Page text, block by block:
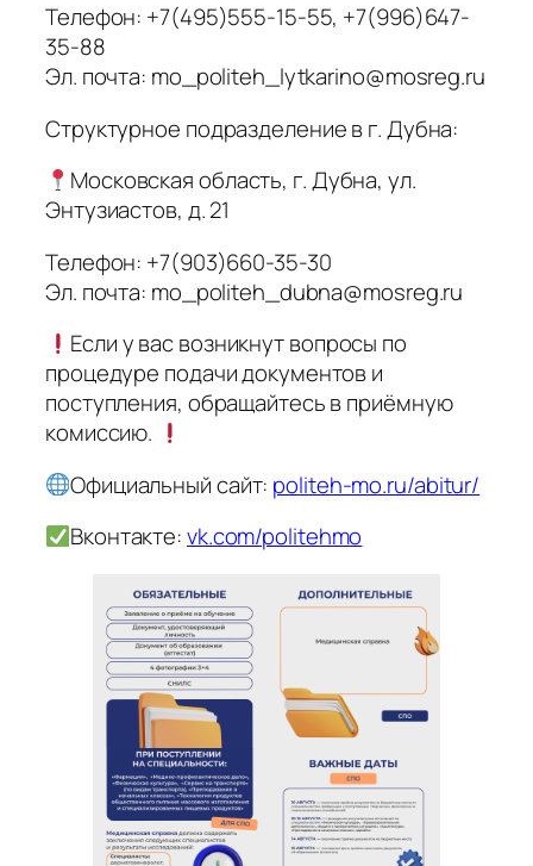
Телефон: +7(495)555-15-55, +7(996)647-
35-88
Эл. почта: mo_politeh_lytkarino@mosreg.ru
Структурное подразделение в г. Дубна:
Московская область, г. Дубна, ул.
Энтузиастов, д. 21
Телефон: +7(903)660-35-30
Эл. почта: mo_politeh_dubna@mosreg.ru
Если у вас возникнут вопросы по
процедуре подачи документов и
поступления, обращайтесь в приёмную
комиссию.
Официальный сайт: politeh-mo.ru/abitur/
Вконтакте:vk.com/politehmo